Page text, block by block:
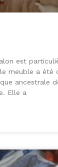
est
meuble a été
ancestrale
Elle a